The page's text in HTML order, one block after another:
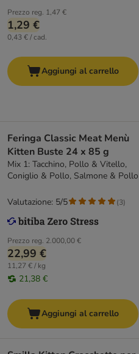
Prezzo reg. 1,47 €
1,29 €
0,43 € / cad.
Aggiungi al carrello
Feringa Classic Meat Menù
Kitten Buste 24 x 85 g
Mix 1: Tacchino, Pollo & Vitello,
Coniglio & Pollo, Salmone & Pollo
Prezzo reg. 2.000,00 €
22,99 €
11,27 € / kg
21,38 €
Valutazione: 5/5 (3)
Aggiungi al carrello